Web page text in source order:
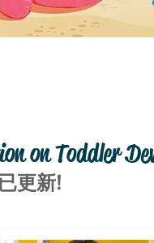
on Toddler
更新!